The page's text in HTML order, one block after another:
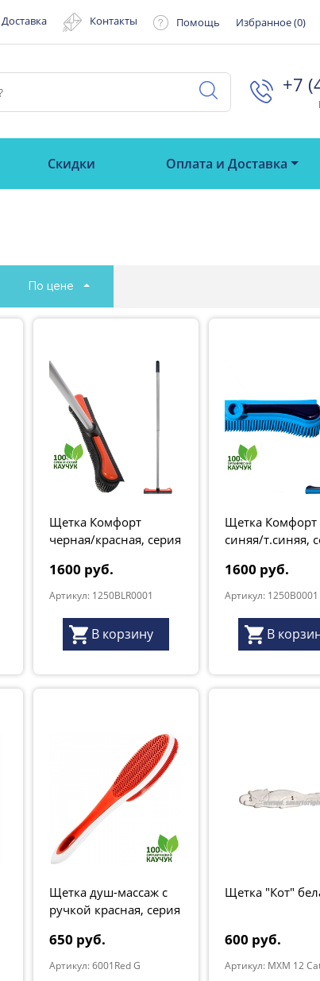
Доставка Контакты Помощь Избранное (0)
+7
Скидки Оплата и Доставка
По цене
Щетка Комфорт
черная/красная, серия
1600 руб.
Артикул: 1250BLR0001
В корзину
Щетка Комфорт
синяя/т.синяя,
1600 руб.
Артикул: 1250B0001
В
Щетка душ-массаж с
ручкой красная, серия
650 руб.
Артикул: 6001Red G
Щетка "Кот"
600 руб.